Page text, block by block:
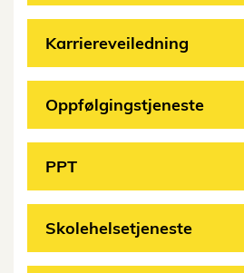
Karriereveiledning
Oppfølgingstjeneste
PPT
Skolehelsetjeneste